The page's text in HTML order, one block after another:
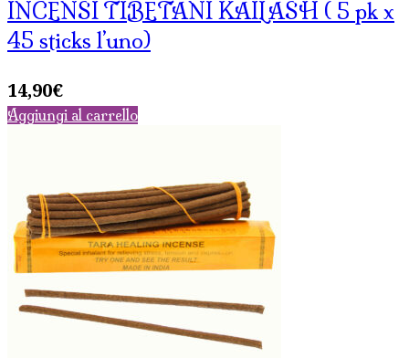
INCENSI TIBETANI KAILASH ( 5 pk x
45 sticks l’uno)
14,90€
Aggiungi al carrello